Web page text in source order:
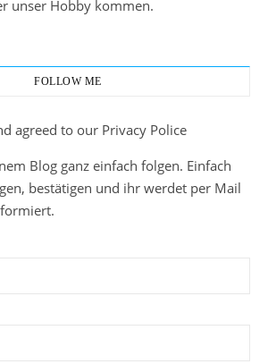
unser Hobby kommen.
FOLLOW ME
agreed to our Privacy Police
Blog ganz einfach folgen. Einfach
bestätigen und ihr werdet per Mail